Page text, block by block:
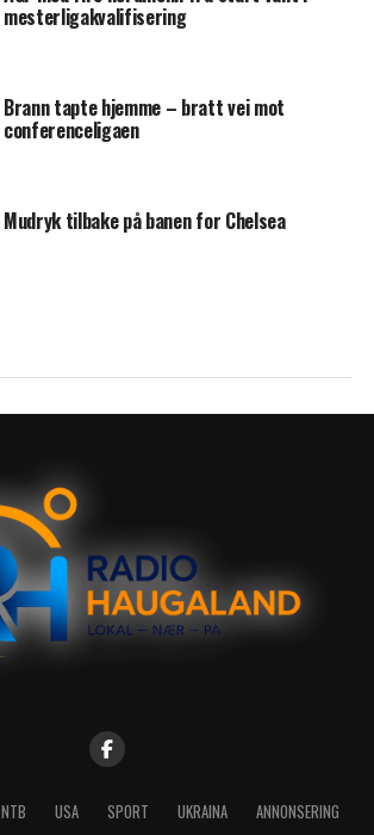
mesterligakvalifisering
Brann tapte hjemme – bratt vei mot
conferenceligaen
Mudryk tilbake på banen for Chelsea
NTB USA SPORT UKRAINA
ANNONSERING